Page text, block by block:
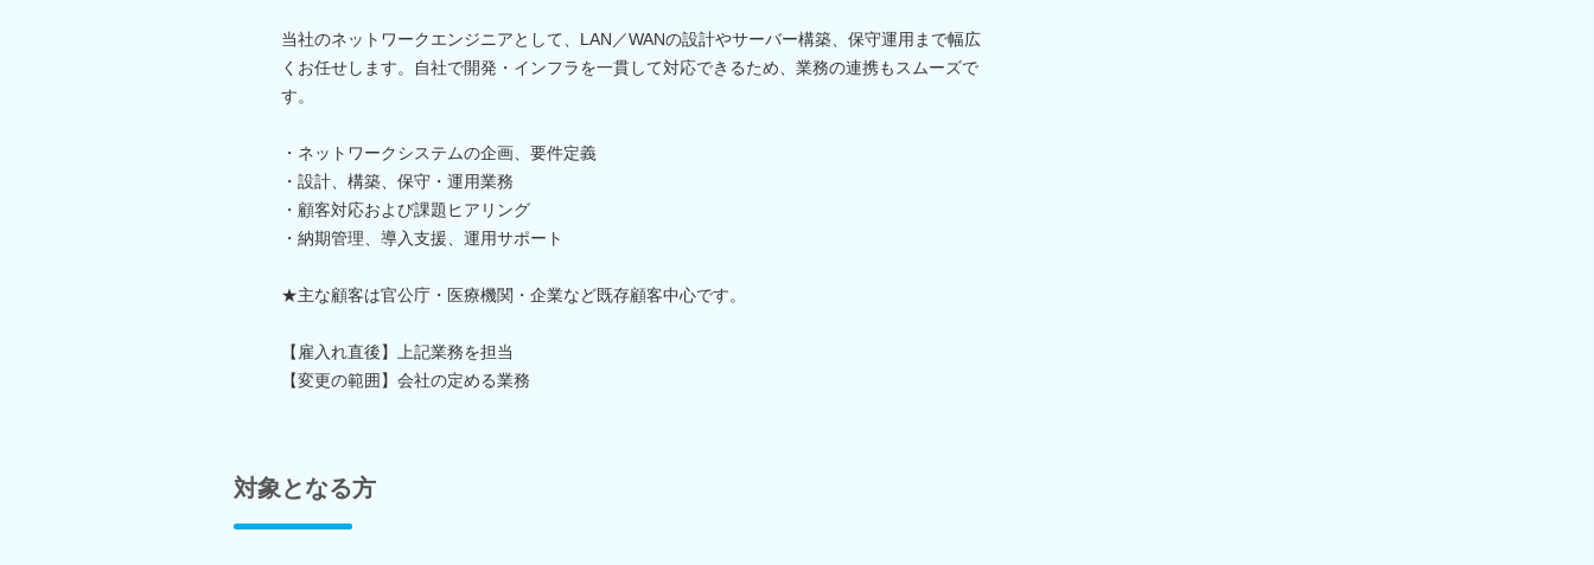
当社のネットワークエンジニアとして、LAN／WANの設計やサーバー構築、保守運用まで幅広
くお任せします。自社で開発・インフラを一貫して対応できるため、業務の連携もスムーズで
す。
・ネットワークシステムの企画、要件定義
・設計、構築、保守・運用業務
・顧客対応および課題ヒアリング
・納期管理、導入支援、運用サポート
★主な顧客は官公庁・医療機関・企業など既存顧客中心です。
【雇入れ直後】上記業務を担当
【変更の範囲】会社の定める業務
対象となる方